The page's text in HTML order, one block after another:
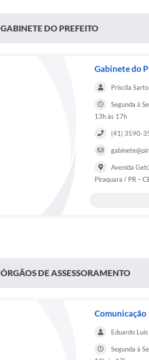
GABINETE DO PREFEITO
Gabinete do
Priscila
Segunda à
13h às 17h
(41) 3590-
Avenida
Piraquara / PR –
ÓRGÃOS DE ASSESSORAMENTO
Comunicação
Eduardo
Segunda à